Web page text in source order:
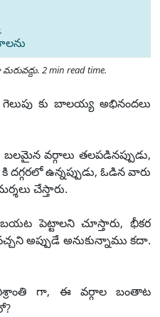
. 2 min read time.
కు బాలయ్య అభినందలు
వర్గాలు తలపడినప్పుడు,
దగ్గరలో ఉన్నప్పుడు, ఓడిన వారు
చేస్తారు.
పెట్టాలని చూస్తారు, భీకర
అప్పుడే అనుకున్నాము కదా.
గా, ఈ వర్గాల బంతాట